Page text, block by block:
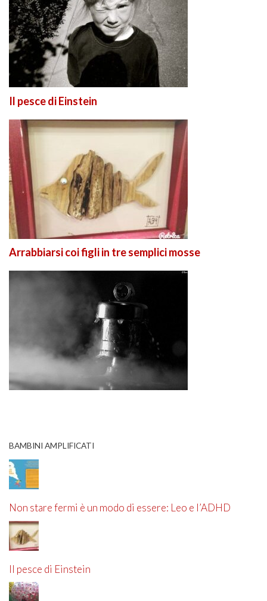
Il pesce di Einstein
Arrabbiarsi coi figli in tre semplici mosse
BAMBINI AMPLIFICATI
Non stare fermi è un modo di essere: Leo e l’ADHD
Il pesce di Einstein